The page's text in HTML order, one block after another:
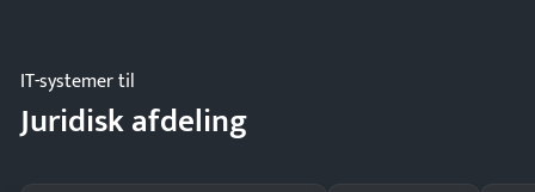
IT-systemer til
Juridisk afdeling